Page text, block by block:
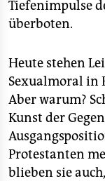
Tiefenimpulse
überboten.
Heute stehen
Sexualmoral in
Aber warum?
Kunst der
Protestanten
blieben sie